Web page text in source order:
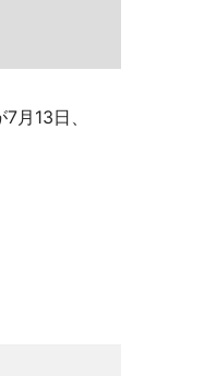
月13日、